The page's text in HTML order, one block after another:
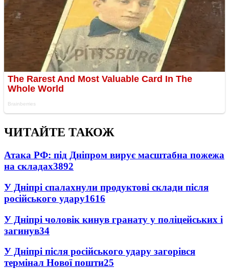
ЧИТАЙТЕ ТАКОЖ
Атака РФ: під Дніпром вирує масштабна пожежа
на складах3892
У Дніпрі спалахнули продуктові склади після
російського удару1616
У Дніпрі чоловік кинув гранату у поліцейських і
загинув34
У Дніпрі після російського удару загорівся
термінал Нової пошти25